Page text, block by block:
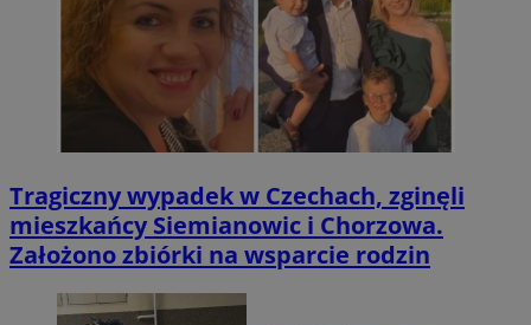
Tragiczny wypadek w Czechach, zginęli
mieszkańcy Siemianowic i Chorzowa.
Założono zbiórki na wsparcie rodzin